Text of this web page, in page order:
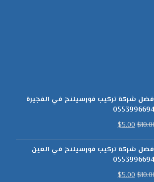
شركة تركيب فورسيلنج في الفجيرة
$
$5.00
شركة تركيب فورسيلنج في العين
$
$5.00